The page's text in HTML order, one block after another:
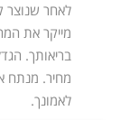
לאחר שנוצר
מייקר את
בריאותך.
מחיר. מנתח
לאמונך.